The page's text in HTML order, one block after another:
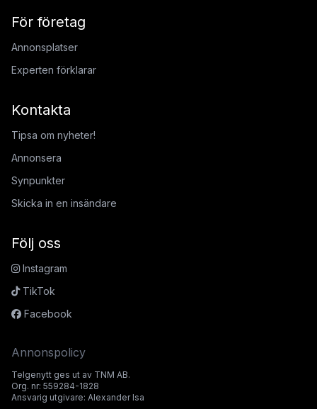
För företag
Annonsplatser
Experten förklarar
Kontakta
Tipsa om nyheter!
Annonsera
Synpunkter
Skicka in en insändare
Följ oss
Instagram
TikTok
Facebook
Annonspolicy
Telgenytt ges ut av TNM AB.
Org. nr: 559284-1828
Ansvarig utgivare: Alexander Isa